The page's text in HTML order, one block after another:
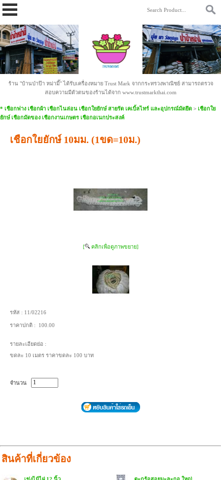
ร้าน "บ้านป่าป๊า หม่ามี๊" ได้รับเครื่องหมาย Trust Mark จากกระทรวงพาณิชย์ สามารถตรวจ
สอบความมีตัวตนของร้านได้จาก www.trustmarkthai.com
* เชือกฟาง เชือกผ้า เชือกไนล่อน เชือกใยยักษ์ สายรัด เคเบิ้ลไทร์ และอุปกรณ์มัดยึด > เชือกใย
ยักษ์ เชือกมัดของ เชือกงานเกษตร เชือกอเนกประสงค์
เชือกใยยักษ์ 10มม. (1ขด=10ม.)
[ คลิกเพื่อดูภาพขยาย]
รหัส : 11/02216
ราคาปกติ : 100.00
รายละเอียดย่อ :
ขดละ 10 เมตร ราคาขดละ 100 บาท
จำนวน
สินค้าที่เกี่ยวข้อง
เข่งไม้ไผ่ 12 นิ้ว
ตะกร้อสอยมะละกอ ใหญ่